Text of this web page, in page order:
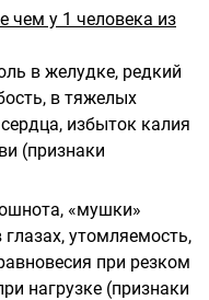
чем у 1 человека из
в желудке, редкий
в тяжелых
избыток калия
(признаки
«мушки»
утомляемость,
при резком
нагрузке (признаки